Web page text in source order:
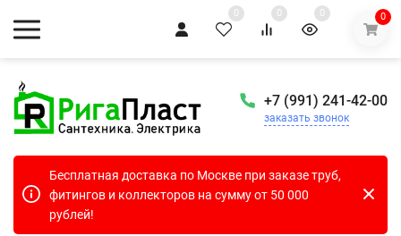
0 0 0 0
+7 (991) 241-42-00
заказать звонок
Бесплатная доставка по Москве при заказе труб,
фитингов и коллекторов на сумму от 50 000
рублей!